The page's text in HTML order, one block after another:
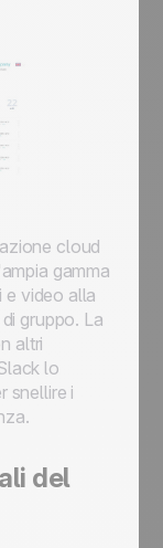
cloud
gamma
e video alla
gruppo. La
altri
lo
snellire i
del